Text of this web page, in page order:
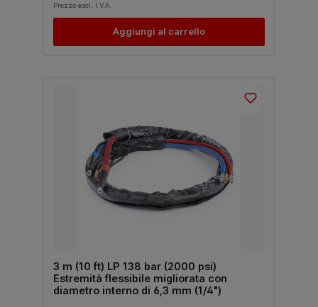
Prezzo escl. I.V.A.
Aggiungi al carrello
3 m (10 ft) LP 138 bar (2000 psi)
Estremità flessibile migliorata con
diametro interno di 6,3 mm (1/4")